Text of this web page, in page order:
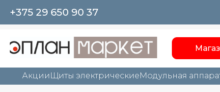
+375 29 650 90 37
Акции Щиты электрическиеМодульная